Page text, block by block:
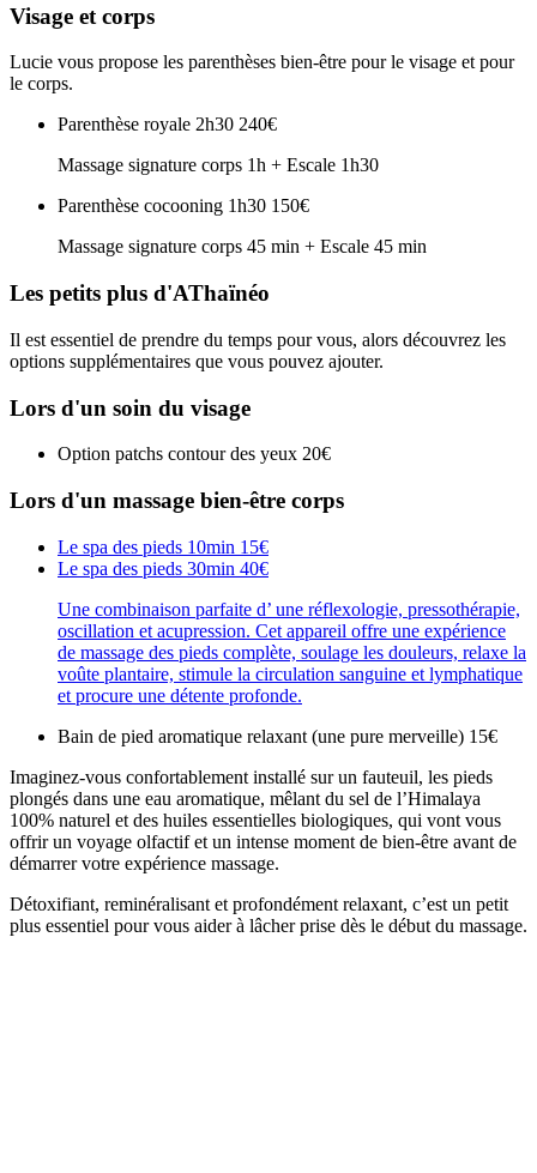
Visage et corps
Lucie vous propose les parenthèses bien-être pour le visage et pour
le corps.
Parenthèse royale 2h30 240€
Massage signature corps 1h + Escale 1h30
Parenthèse cocooning 1h30 150€
Massage signature corps 45 min + Escale 45 min
Les petits plus d'AThaïnéo
Il est essentiel de prendre du temps pour vous, alors découvrez les
options supplémentaires que vous pouvez ajouter.
Lors d'un soin du visage
Option patchs contour des yeux 20€
Lors d'un massage bien-être corps
Le spa des pieds 10min 15€
Le spa des pieds 30min 40€
Une combinaison parfaite d’ une réflexologie, pressothérapie,
oscillation et acupression. Cet appareil offre une expérience
de massage des pieds complète, soulage les douleurs, relaxe la
voûte plantaire, stimule la circulation sanguine et lymphatique
et procure une détente profonde.
Bain de pied aromatique relaxant (une pure merveille) 15€
Imaginez-vous confortablement installé sur un fauteuil, les pieds
plongés dans une eau aromatique, mêlant du sel de l’Himalaya
100% naturel et des huiles essentielles biologiques, qui vont vous
offrir un voyage olfactif et un intense moment de bien-être avant de
démarrer votre expérience massage.
Détoxifiant, reminéralisant et profondément relaxant, c’est un petit
plus essentiel pour vous aider à lâcher prise dès le début du massage.